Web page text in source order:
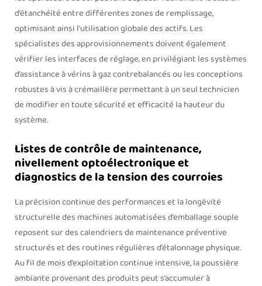
d’étanchéité entre différentes zones de remplissage,
optimisant ainsi l’utilisation globale des actifs. Les
spécialistes des approvisionnements doivent également
vérifier les interfaces de réglage, en privilégiant les systèmes
d’assistance à vérins à gaz contrebalancés ou les conceptions
robustes à vis à crémaillère permettant à un seul technicien
de modifier en toute sécurité et efficacité la hauteur du
système.
Listes de contrôle de maintenance,
nivellement optoélectronique et
diagnostics de la tension des courroies
La précision continue des performances et la longévité
structurelle des machines automatisées d’emballage souple
reposent sur des calendriers de maintenance préventive
structurés et des routines régulières d’étalonnage physique.
Au fil de mois d’exploitation continue intensive, la poussière
ambiante provenant des produits peut s’accumuler à